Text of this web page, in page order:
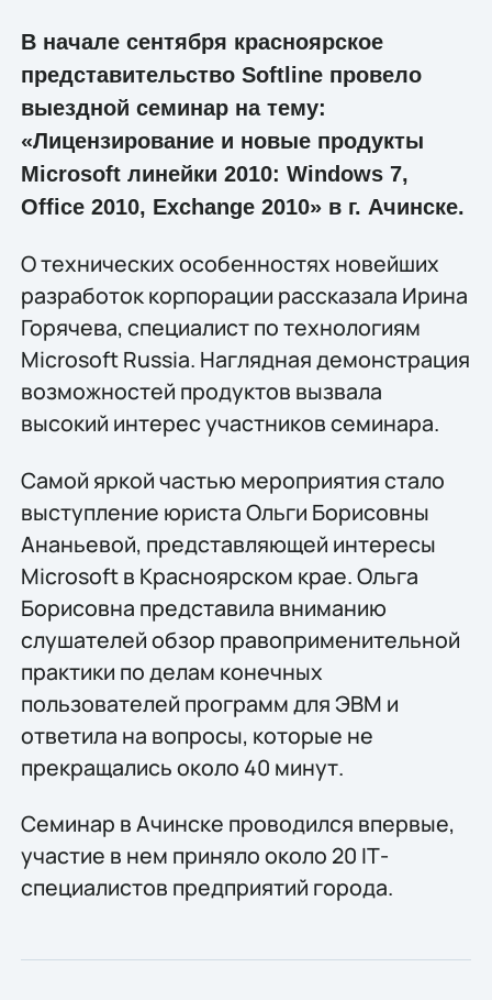
В начале сентября красноярское
представительство Softline провело
выездной семинар на тему:
«Лицензирование и новые продукты
Microsoft линейки 2010: Windows 7,
Office 2010, Exchange 2010» в г. Ачинске.
О технических особенностях новейших
разработок корпорации рассказала Ирина
Горячева, специалист по технологиям
Microsoft Russia. Наглядная демонстрация
возможностей продуктов вызвала
высокий интерес участников семинара.
Самой яркой частью мероприятия стало
выступление юриста Ольги Борисовны
Ананьевой, представляющей интересы
Microsoft в Красноярском крае. Ольга
Борисовна представила вниманию
слушателей обзор правоприменительной
практики по делам конечных
пользователей программ для ЭВМ и
ответила на вопросы, которые не
прекращались около 40 минут.
Семинар в Ачинске проводился впервые,
участие в нем приняло около 20 IТ-
специалистов предприятий города.